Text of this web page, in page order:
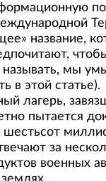
название,
мы
в этой статье).
лагерь,
пытается
за
военных